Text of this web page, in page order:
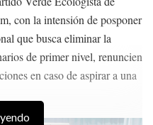
con la intensión de posponer
que busca eliminar la
de primer nivel, renuncien
en caso de aspirar a una